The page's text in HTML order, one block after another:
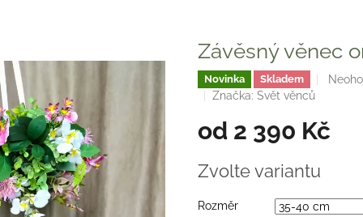
Závěsný věnec
Novinka Skladem
je
0,0
Značka: Svět věnců
od 2 390 Kč
cena:
Zvolte variantu
Rozměr